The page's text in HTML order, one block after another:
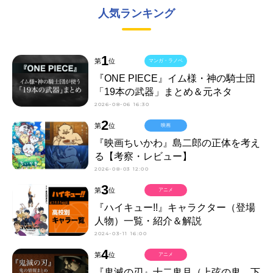
人気ランキング
第1位
『ONE PIECE』イム様・神の騎士団
「19本の武器」まとめ＆元ネタ
2026-08-06 16:30
マンガ・ラノベ
第2位
『映画ちいかわ』島二郎の正体を考え
る【考察・レビュー】
2026-08-03 12:00
映画
第3位
『ハイキュー!!』キャラクター（登場
人物）一覧・紹介＆解説
2024-03-11 16:00
アニメ
第4位 アニメ